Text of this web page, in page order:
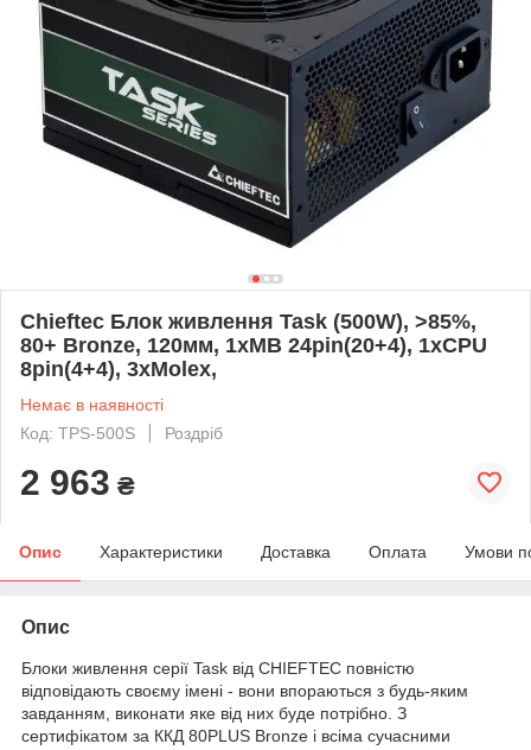
Chieftec Блок живлення Task (500W), >85%,
80+ Bronze, 120мм, 1xMB 24pin(20+4), 1xCPU
8pin(4+4), 3xMolex,
Немає в наявності
Код: TPS-500S
Роздріб
2 963 ₴
Опис Характеристики Доставка Оплата Умови
Опис
Блоки живлення серії Task від CHIEFTEC повністю
відповідають своєму імені - вони впораються з будь-яким
завданням, виконати яке від них буде потрібно. З
сертифікатом за ККД 80PLUS Bronze і всіма сучасними